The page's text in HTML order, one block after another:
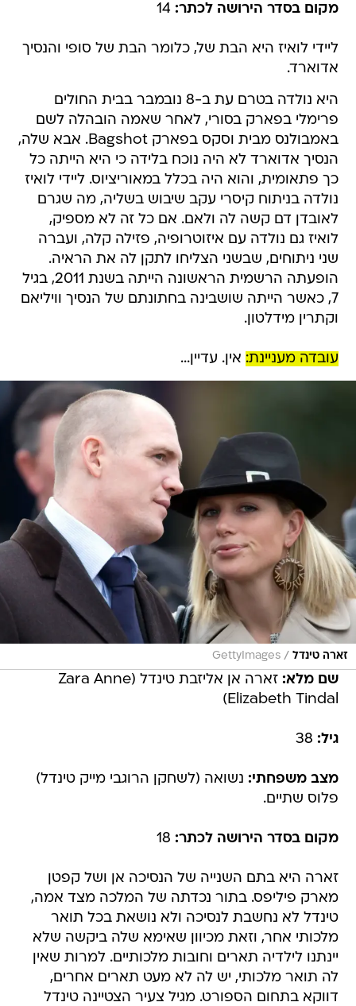
מקום בסדר הירושה לכתר:
ליידי לואיז היא הבת של, כלומר הבת של סופי והנסיך
אדוארד.
היא נולדה בטרם עת ב-8 נובמבר בבית החולים
פרימלי בפארק בסורי, לאחר שאמה הובהלה לשם
באמבולנס מבית וסקס בפארק Bagshot. אבא שלה,
הנסיך אדוארד לא היה נוכח בלידה כי היא הייתה כל
כך פתאומית, והוא היה בכלל במאוריציוס. ליידי לואיז
נולדה בניתוח קיסרי עקב שיבוש בשליה, מה שגרם
לאובדן דם קשה לה ולאם. אם כל זה לא מספיק,
לואיז גם נולדה עם איזוטרופיה, פזילה קלה, ועברה
שני ניתוחים, שבשני הצליחו לתקן לה את הראיה.
הופעתה הרשמית הראשונה הייתה בשנת 2011, בגיל
7, כאשר הייתה שושבינה בחתונתם של הנסיך וויליאם
וקתרין מידלטון.
עובדה מעניינת: אין. עדיין...
זארה טינדל /
GettyImages
שם מלא:
זארה אן אליזבת טינדל (Zara Anne
Elizabeth Tindal)
גיל:
מצב משפחתי: נשואה (לשחקן הרוגבי מייק טינדל)
פלוס שתיים.
מקום בסדר הירושה לכתר:
זארה היא בתם השנייה של הנסיכה אן ושל קפטן
מארק פיליפס. בתור נכדתה של המלכה מצד אמה,
טינדל לא נחשבת לנסיכה ולא נושאת בכל תואר
מלכותי אחר, וזאת מכיוון שאימא שלה ביקשה שלא
יינתנו לילדיה תארים וחובות מלכותיים. למרות שאין
לה תואר מלכותי, יש לה לא מעט תארים אחרים,
דווקא בתחום הספורט. מגיל צעיר הצטיינה טינדל